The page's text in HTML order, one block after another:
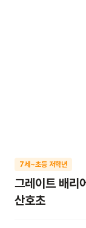
7세~초등 저학년
그레이트 배리
산호초